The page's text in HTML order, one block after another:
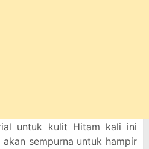
untuk kulit Hitam kali ini
sempurna untuk hampir